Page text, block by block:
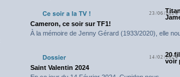
23/06/2024
Cameron, ce soir sur TF1!
À la mémoire de Jenny Gérard (1933/2020), elle
14/02/2024
20
voir
Saint Valentin 2024